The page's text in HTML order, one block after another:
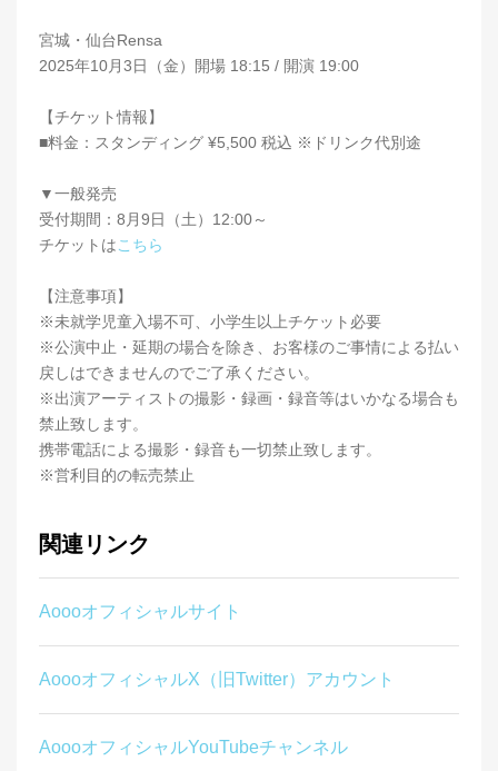
宮城・仙台Rensa
2025年10月3日（金）開場 18:15 / 開演 19:00
【チケット情報】
■料金：スタンディング ¥5,500 税込 ※ドリンク代別途
▼一般発売
受付期間：8月9日（土）12:00～
チケットはこちら
【注意事項】
※未就学児童入場不可、小学生以上チケット必要
※公演中止・延期の場合を除き、お客様のご事情による払い
戻しはできませんのでご了承ください。
※出演アーティストの撮影・録画・録音等はいかなる場合も
禁止致します。
携帯電話による撮影・録音も一切禁止致します。
※営利目的の転売禁止
関連リンク
Aoooオフィシャルサイト
AoooオフィシャルX（旧Twitter）アカウント
AoooオフィシャルYouTubeチャンネル